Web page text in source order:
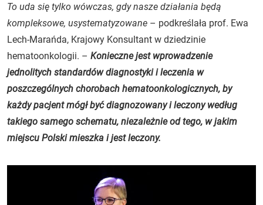
To uda się tylko wówczas, gdy nasze działania będą
kompleksowe, usystematyzowane – podkreślała prof. Ewa
Lech-Marańda, Krajowy Konsultant w dziedzinie
hematoonkologii. – Konieczne jest wprowadzenie
jednolitych standardów diagnostyki i leczenia w
poszczególnych chorobach hematoonkologicznych, by
każdy pacjent mógł być diagnozowany i leczony według
takiego samego schematu, niezależnie od tego, w jakim
miejscu Polski mieszka i jest leczony.